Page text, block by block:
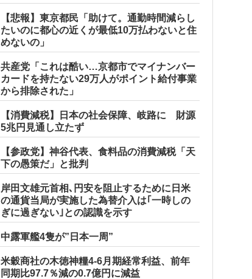
【悲報】東京都民「助けて。通勤時間減らし
たいのに都心の近くが最低10万払わないと住
めないの」
共産党「これは酷い…京都市でマイナンバー
カードを持たない29万人がポイント給付事業
から排除された」
【消費減税】日本の社会保障、岐路に 財源
5兆円見通し立たず
【参政党】神谷代表、食料品の消費減税「天
下の愚策だ」と批判
岸田文雄元首相､円安を阻止するために日米
の通貨当局が実施した為替介入は｢一時しの
ぎに過ぎない｣との認識を示す
中露軍艦4隻が”日本一周”
米穀商社の木徳神糧4-6月期経常利益、前年
同期比97.7％減の0.7億円に減益